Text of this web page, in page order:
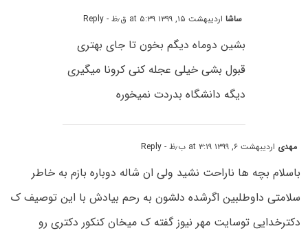
ساشااردیبهشت ۱۵, ۱۳۹۹ at ۵:۳۹ ق٫ظ - Reply
بشین دوماه دیگم بخون تا جای بهتری
قبول بشی خیلی عجله کنی کرونا میگیری
دیگه دانشگاه بدردت نمیخوره
مهدی اردیبهشت ۶, ۱۳۹۹ at ۳:۱۹ ب٫ظ - Reply
باسلام بچه ها ناراحت نشید ولی ان شاله دوباره بازم به خاطر
سلامتی داوطلبین اگرشده دلشون به رحم بیادش با این توصیف ک
دکترخدایی توسایت مهر نیوز گفته ک میخان کنکور دکتری رو